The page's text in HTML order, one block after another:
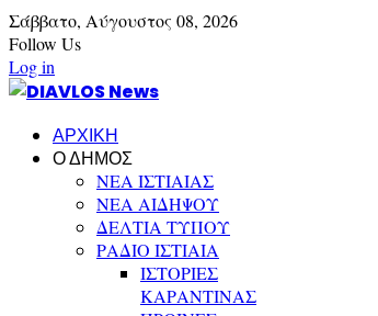
Σάββατο, Αύγουστος 08, 2026
Follow Us
Log in
ΑΡΧΙΚΗ
Ο ΔΗΜΟΣ
ΝΕΑ ΙΣΤΙΑΙΑΣ
ΝΕΑ ΑΙΔΗΨΟΥ
ΔΕΛΤΙΑ ΤΥΠΟΥ
ΡΑΔΙΟ ΙΣΤΙΑΙΑ
ΙΣΤΟΡΙΕΣ
ΚΑΡΑΝΤΙΝΑΣ